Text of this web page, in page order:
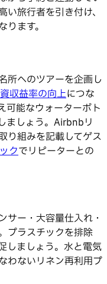
旅行者を引き付け、
ます。
所へのツアーを企画し
収益率の向上につな
可能なウォーターボト
ましょう。Airbnbリ
り組みを記載してゲス
クでリピーターとの
サー・大容量仕入れ・
プラスチックを排除
しましょう。水と電気
わないリネン再利用プ